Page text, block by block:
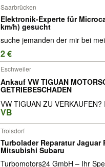
Saarbrücken
Elektronik-Experte für
km/h) gesucht
suche jemanden der mir bei mei
2 €
Eschweiler
Ankauf VW TIGUAN
GETRIEBESCHADEN
VW TIGUAN ZU VERKAUFEN?
VB
Troisdorf
Turbolader Reparatur Jaguar
Mitsubishi Subaru
Turbomotors24 GmbH – Ihr